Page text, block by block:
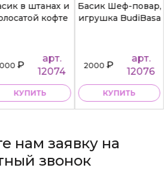
в штанах и
кофте
₽
арт.
12074
КУПИТЬ
Басик Шеф-повар,
игрушка BudiBasa
2000₽
арт.
12076
КУПИТЬ
нам заявку на
звонок